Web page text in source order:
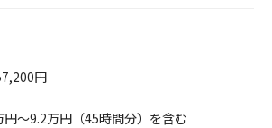
円
～9.2万円（45時間分）を含む